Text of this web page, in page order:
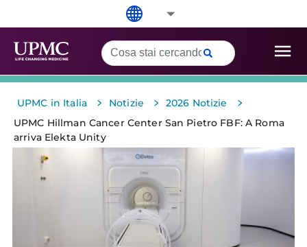
UPMC in Italia > Notizie > 2026 Notizie >
UPMC Hillman Cancer Center San Pietro FBF: A Roma
arriva Elekta Unity